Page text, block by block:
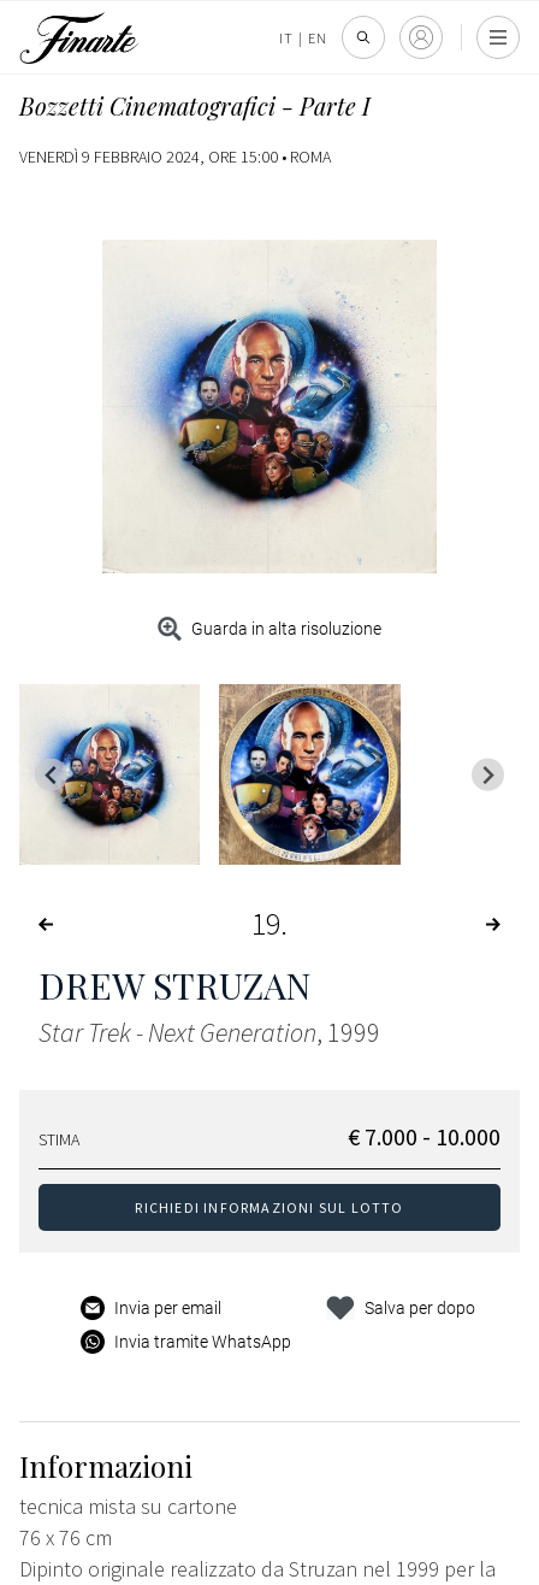
IT | EN
Bozzetti Cinematografici - Parte I
VENERDÌ 9 FEBBRAIO 2024, ORE 15:00 • ROMA
Guarda in alta risoluzione
19
DREW STRUZAN
Star Trek - Next Generation, 1999
STIMA € 7.000 - 10.000
RICHIEDI INFORMAZIONI SUL LOTTO
Invia per email
Invia tramite WhatsApp
Salva per dopo
Informazioni
tecnica mista su cartone
76 x 76 cm
Dipinto originale realizzato da Struzan nel 1999 per la